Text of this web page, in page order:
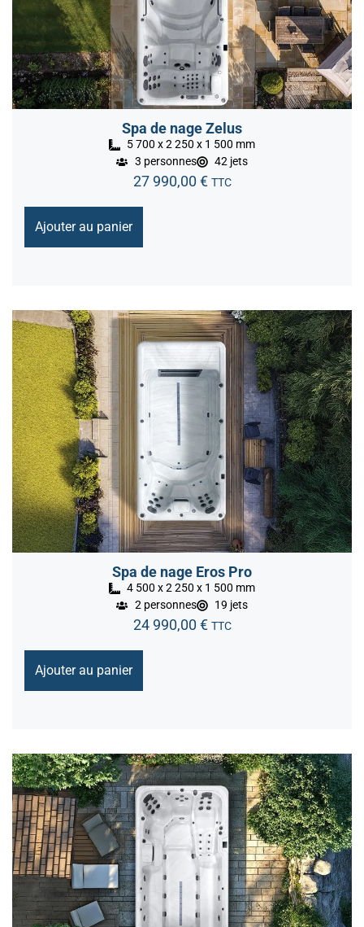
Spa de nage Zelus
5 700 x 2 250 x 1 500 mm
3 personnes
42 jets
27 990,00 € TTC
Ajouter au panier
Spa de nage Eros Pro
4 500 x 2 250 x 1 500 mm
2 personnes
19 jets
24 990,00 € TTC
Ajouter au panier